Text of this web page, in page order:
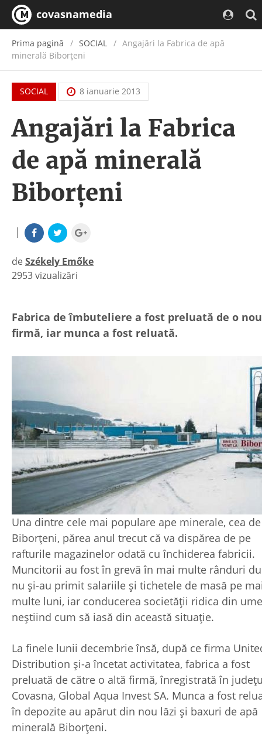
covasnamedia
Prima pagină SOCIAL
Angajări la Fabrica de apă
minerală Biborţeni
SOCIAL 8 ianuarie 2013
Angajări la Fabrica
de apă minerală
Biborţeni
|
deSzékely Emőke
|
2953 vizualizări
Fabrica de îmbuteliere a fost preluată de o
firmă, iar munca a fost reluată.
Una dintre cele mai populare ape minerale, cea
Biborțeni, părea anul trecut că va dispărea de pe
rafturile magazinelor odată cu închiderea fabricii.
Muncitorii au fost în grevă în mai multe rânduri
nu și-au primit salariile și tichetele de masă pe
multe luni, iar conducerea societății ridica din
neștiind cum să iasă din această situație.
La finele lunii decembrie însă, după ce firma
Distribution și-a încetat activitatea, fabrica a fost
preluată de către o altă firmă, înregistrată în
Covasna, Global Aqua Invest SA. Munca a fost
în depozite au apărut din nou lăzi și baxuri de apă
minerală Biborțeni.